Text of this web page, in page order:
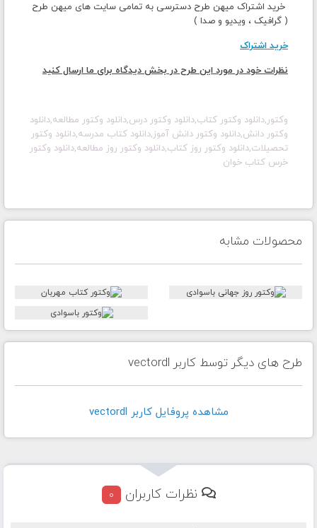
خرید اشتراک میهن طرح دسترسی به تمامی سایت های میهن طرح
( گرافیک ، ویدیو و صدا )
خرید اشتراک
نظرات خود در مورد این طرح در بخش دیدگاه برای ما ارسال کنید
وکتور,دانلود وکتور کتاب,دانلود وکتور درس,دانلود وکتور مطالعه,دانلود
وکتور دانش,دانلود وکتور دانش آموز,دانلود کتاب مدرسه,دانلود وکتور
تحصیلات,دانلود وکتور روز کتاب,دانلود وکتور روز مطالعه,دانلود وکتور
خرس کتاب خوان
محصولات مشابه
طرح های دیگر توسط کاربر vectordl
مشاهده پروفايل کاربر vectordl
نظرات کاربران 0